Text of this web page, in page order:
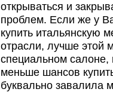
открываться и
проблем. Если же у
купить итальянскую
отрасли, лучше этой
специальном салоне,
меньше шансов
буквально завалила